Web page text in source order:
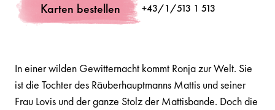
In einer wilden Gewitternacht kommt Ronja zur Welt. Sie
ist die Tochter des Räuberhauptmanns Mattis und seiner
Frau Lovis und der ganze Stolz der Mattisbande. Doch die
Karten bestellen +43/1/513 1 513